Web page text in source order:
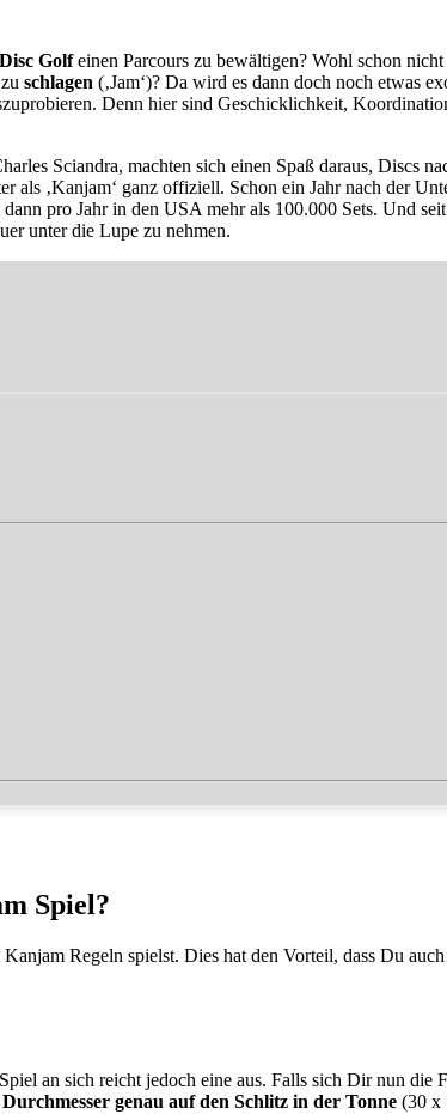
Disc Golfeinen Parcours zu bewältigen? Wohl schon
zu schlagen (‚Jam‘)? Da wird es dann doch noch etwas
Denn hier sind Geschicklichkeit,
Sciandra, machten sich einen Spaß daraus, Discs
als ‚Kanjam‘ ganz offiziell. Schon ein Jahr nach der
pro Jahr in den USA mehr als 100.000 Sets. Und
unter die Lupe zu nehmen.
Spiel?
Regeln spielst. Dies hat den Vorteil, dass Du
an sich reicht jedoch eine aus. Falls sich Dir nun die
genau auf den Schlitz in der Tonne (30 x